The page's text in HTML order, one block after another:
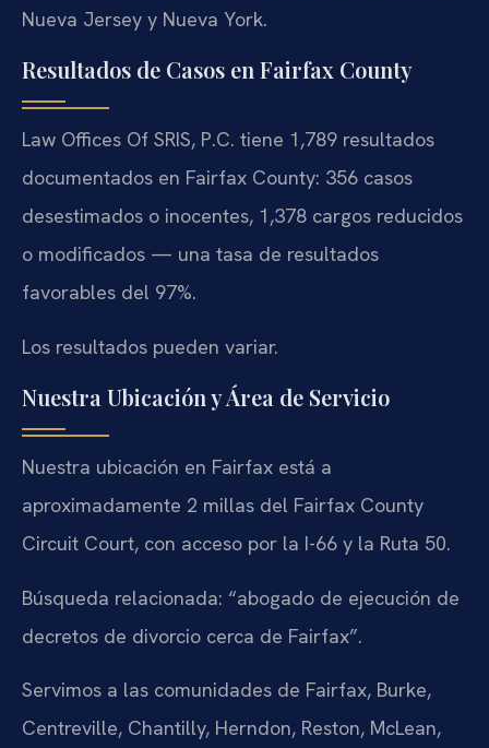
Nueva Jersey y Nueva York.
Resultados de Casos en Fairfax County
Law Offices Of SRIS, P.C. tiene 1,789 resultados
documentados en Fairfax County: 356 casos
desestimados o inocentes, 1,378 cargos reducidos
o modificados — una tasa de resultados
favorables del 97%.
Los resultados pueden variar.
Nuestra Ubicación y Área de Servicio
Nuestra ubicación en Fairfax está a
aproximadamente 2 millas del Fairfax County
Circuit Court, con acceso por la I-66 y la Ruta 50.
Búsqueda relacionada: “abogado de ejecución de
decretos de divorcio cerca de Fairfax”.
Servimos a las comunidades de Fairfax, Burke,
Centreville, Chantilly, Herndon, Reston, McLean,